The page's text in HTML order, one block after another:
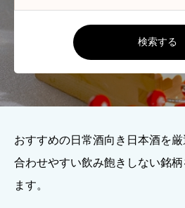
検索する
おすすめの日常酒向き日本酒を
合わせやすい飲み飽きしない銘
ます。